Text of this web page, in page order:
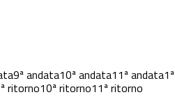
9ª andata10ª andata11ª andata1ª
ritorno10ª ritorno11ª ritorno